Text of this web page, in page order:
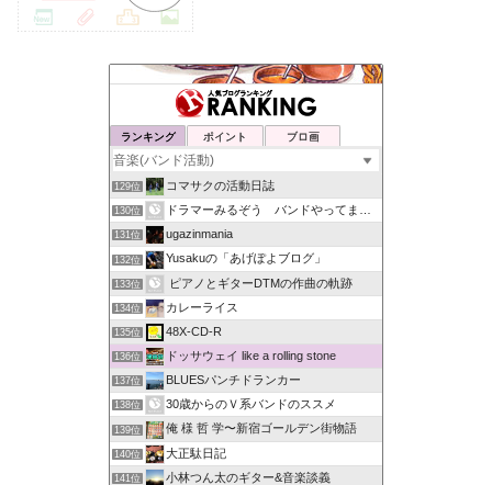
ランキング ポイント ブロ画
129位 コマサクの活動日誌
130位 ドラマーみるぞう バンドやってまするぅ
131位 ugazinmania
132位 Yusakuの「あげぽよブログ」
133位 ピアノとギターDTMの作曲の軌跡
134位 カレーライス
135位 48X-CD-R
136位 ドッサウェイ like a rolling stone
137位 BLUESパンチドランカー
138位 30歳からのＶ系バンドのススメ
139位 俺 様 哲 学〜新宿ゴールデン街物語
140位 大正駄日記
141位 小林つん太のギター&音楽談義